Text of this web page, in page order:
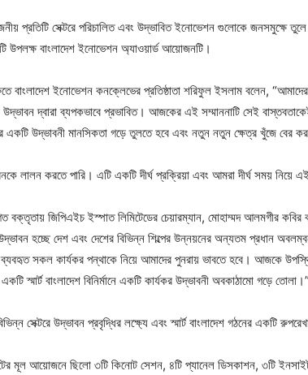
প্রতিটি সেক্টরে পরিচালিত এবং উদ্ভাবিত ইনোভেশন গুলোকে জনসমুক্ষে
উপলক্ষ বাংলাদেশ ইনোভেশন অ্যাওয়ার্ড আয়োজনটি।
বাংলাদেশ ইনোভেশন কনক্লেভের প্রতিষ্ঠাতা শরিফুল ইসলাম বলেন,
দ্বারা ব্যপকভাবে প্রভাবিত। আজকের এই সম্মাননাটি সেই
একটি উদ্ভাবনী মানসিকতা গড়ে তুলতে হবে এবং নতুন নতুন ক্ষেত্র খুঁজে বের
লালন করতে পারি। এটি একটি দীর্ঘ প্রক্রিয়া এবং আমরা দীর্ঘ সময় নিয়ে
বক্তৃতায় জিপিএইচ ইস্পাত লিমিটেডের চেয়ারম্যান, মোহাম্মদ আলমগীর
হচ্ছে দেশ এবং দেশের বিভিন্ন শিল্পের উন্নয়নের অন্যতম প্রধান
সকল কার্যকর পন্থাকে নিয়ে আমাদের পুনরায় ভাবতে হবে। আজকে
স্মার্ট বাংলাদেশ বিনির্মানে একটি কার্যকর উদ্ভাবনী অবকাঠামো গড়ে তোলা।”
সেক্টরে উদ্ভাবন প্রবৃদ্ধির লক্ষ্যে এবং স্মার্ট বাংলাদেশ গঠনের একটি
মূল আয়োজনে ছিলো ৩টি কিনোট সেশন, ৪টি প্যানেল ডিসকাশন, ৩টি